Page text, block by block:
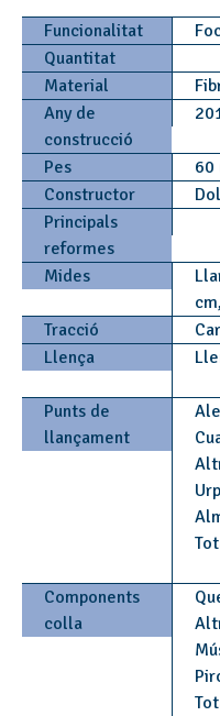
Funcionalitat
Quantitat
Material
Any de
construcció
Pes
60
Constructor
Principals
reformes
Mides
Tracció
Llença
Punts de
llançament
Components
colla